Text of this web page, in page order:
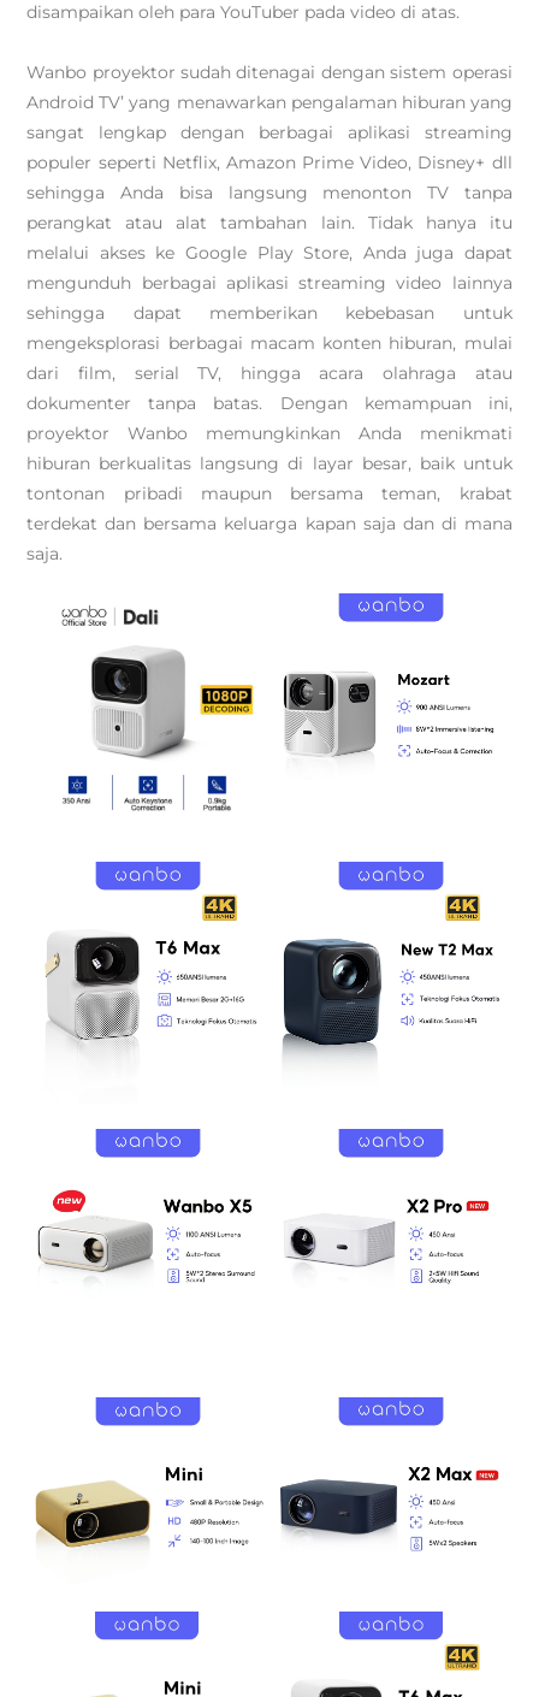
disampaikan oleh para YouTuber pada video di atas.
Wanbo proyektor sudah ditenagai dengan sistem operasi
Android TV’ yang menawarkan pengalaman hiburan yang
sangat lengkap dengan berbagai aplikasi streaming
populer seperti Netflix, Amazon Prime Video, Disney+ dll
sehingga Anda bisa langsung menonton TV tanpa
perangkat atau alat tambahan lain. Tidak hanya itu
melalui akses ke Google Play Store, Anda juga dapat
mengunduh berbagai aplikasi streaming video lainnya
sehingga dapat memberikan kebebasan untuk
mengeksplorasi berbagai macam konten hiburan, mulai
dari film, serial TV, hingga acara olahraga atau
dokumenter tanpa batas. Dengan kemampuan ini,
proyektor Wanbo memungkinkan Anda menikmati
hiburan berkualitas langsung di layar besar, baik untuk
tontonan pribadi maupun bersama teman, krabat
terdekat dan bersama keluarga kapan saja dan di mana
saja.